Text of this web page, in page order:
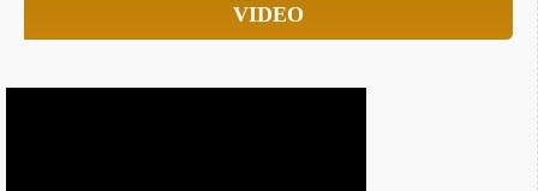
VIDEO